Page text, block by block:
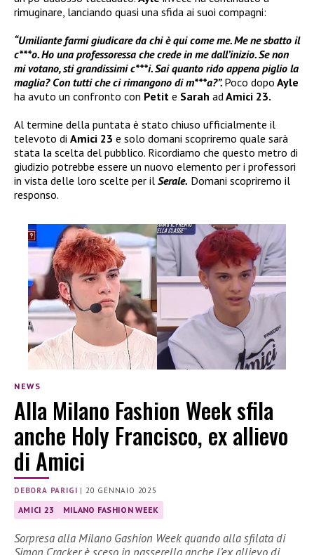
rimuginare, lanciando quasi una sfida ai suoi compagni:
“Umiliante farmi giudicare da chi è qui come me. Me ne sbatto il
c***o. Ho una professoressa che crede in me dall’inizio. Se non
mi votano, sti grandissimi c***i. Sai quanto rido appena piglio la
maglia? Con tutti che ci rimangono di m***a?”. Poco dopo Ayle
ha avuto un confronto con Petit e Sarah adAmici 23.
Al termine della puntata è stato chiuso ufficialmente il
televoto di Amici 23 e solo domani scopriremo quale sarà
stata la scelta del pubblico. Ricordiamo che questo metro di
giudizio potrebbe essere un nuovo elemento per i professori
in vista delle loro scelte per il Serale. Domani scopriremo il
responso.
NEWS
Alla Milano Fashion Week sfila
anche Holy Francisco, ex allievo
di Amici
DEBORA PARIGI | 20 GENNAIO 2025
AMICI 23 MILANO FASHION WEEK
Sorpresa alla Milano Gashion Week quando alla sfilata di